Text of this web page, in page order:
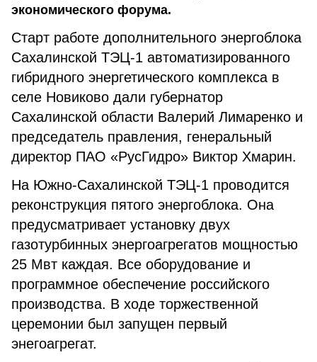
экономического форума.
Старт работе дополнительного энергоблока
Сахалинской ТЭЦ-1 автоматизированного
гибридного энергетического комплекса в
селе Новиково дали губернатор
Сахалинской области Валерий Лимаренко и
председатель правления, генеральный
директор ПАО «РусГидро» Виктор Хмарин.
На Южно-Сахалинской ТЭЦ-1 проводится
реконструкция пятого энергоблока. Она
предусматривает установку двух
газотурбинных энергоагрегатов мощностью
25 Мвт каждая. Все оборудование и
программное обеспечение российского
производства. В ходе торжественной
церемонии был запущен первый
энегоагрегат.